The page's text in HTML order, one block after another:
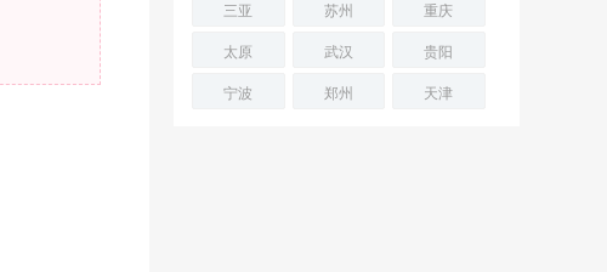
三亚
苏州
重庆
太原
武汉
贵阳
宁波
郑州 天津